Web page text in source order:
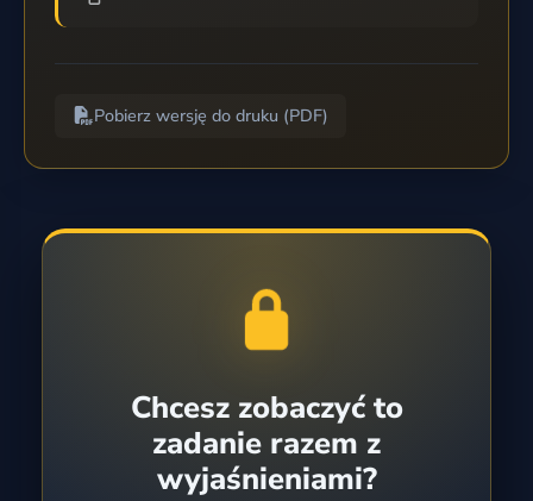
Pobierz wersję do druku (PDF)
Chcesz zobaczyć to
zadanie razem z
wyjaśnieniami?